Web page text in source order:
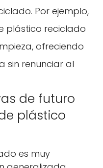
Por ejemplo,
plástico reciclado
ofreciendo
sin renunciar al
de futuro
plástico
es muy